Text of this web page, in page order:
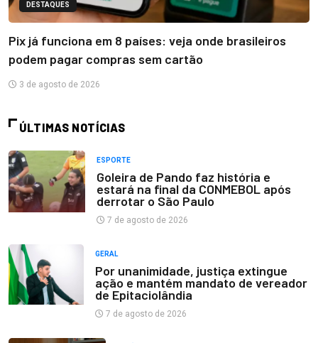
DESTAQUES
Pix já funciona em 8 países: veja onde brasileiros
podem pagar compras sem cartão
3 de agosto de 2026
ÚLTIMAS NOTÍCIAS
ESPORTE
Goleira de Pando faz história e
estará na final da CONMEBOL após
derrotar o São Paulo
7 de agosto de 2026
GERAL
Por unanimidade, justiça extingue
ação e mantém mandato de vereador
de Epitaciolândia
7 de agosto de 2026